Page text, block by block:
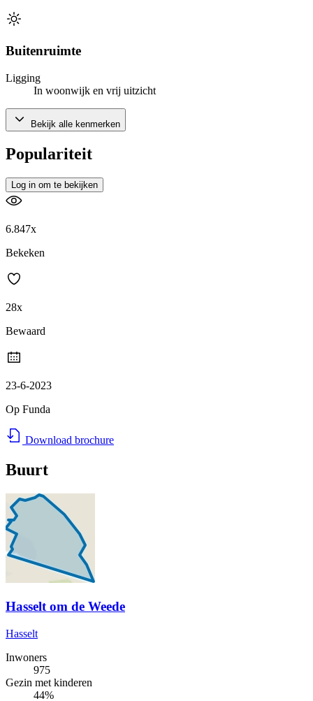
Buitenruimte
Ligging
In woonwijk en vrij uitzicht
Bekijk alle kenmerken
Populariteit
Log in om te bekijken
6.847x
Bekeken
28x
Bewaard
23-6-2023
Op Funda
Download brochure
Buurt
Hasselt om de Weede
Hasselt
Inwoners
975
Gezin met kinderen
44%